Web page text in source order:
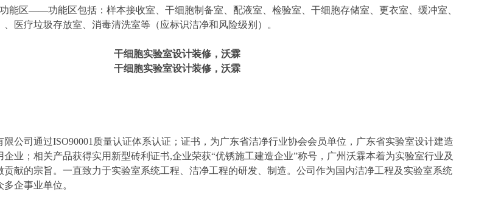
区——功能区包括：样本接收室、干细胞制备室、配液室、检验室、干细胞存储室、更衣室、缓冲室、
医疗垃圾存放室、消毒清洗室等（应标识洁净和风险级别）。
干细胞实验室设计装修 ，沃霖
干细胞实验室设计装修 ，沃霖
公司通过ISO90001质量认证体系认证；证书，为广东省洁净行业协会会员单位，广东省实验室设计建造
业；相关产品获得实用新型砖利证书,企业荣获“优锈施工建造企业”称号，广州沃霖本着为实验室行业及
贡献的宗旨。一直致力于实验室系统工程、洁净工程的研发、制造。公司作为国内洁净工程及实验室系统
企事业单位。